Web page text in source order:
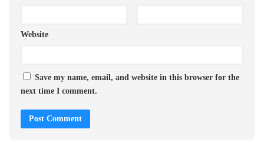
Website
Save my name, email, and website in this browser for the
next time I comment.